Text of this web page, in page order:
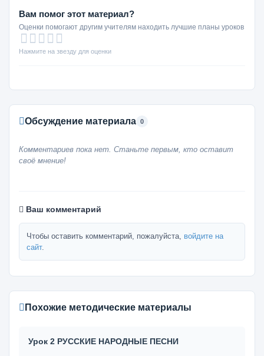
Вам помог этот материал?
Оценки помогают другим учителям находить лучшие планы уроков
Нажмите на звезду для оценки
Обсуждение материала 0
Комментариев пока нет. Станьте первым, кто оставит
своё мнение!
Ваш комментарий
Чтобы оставить комментарий, пожалуйста, войдите на
сайт.
Похожие методические материалы
Урок 2 РУССКИЕ НАРОДНЫЕ ПЕСНИ